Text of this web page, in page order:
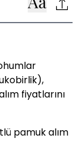
fiyatlarını
pamuk alım